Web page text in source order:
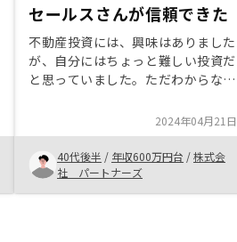
セールスさんが信頼できた
不動産投資には、興味はありました
が、自分にはちょっと難しい投資だ
と思っていました。ただわからない
安心感を得ることができました。
ローンを組むことに不安がありまし
たが、何度か面談を繰り返してい
き、家賃収入でローンがほぼ支払う
ことができ、月2万くらいの持ち出
2024年04月21日
40代後半 / 年収600万円台 /株式会
社 パートナーズ